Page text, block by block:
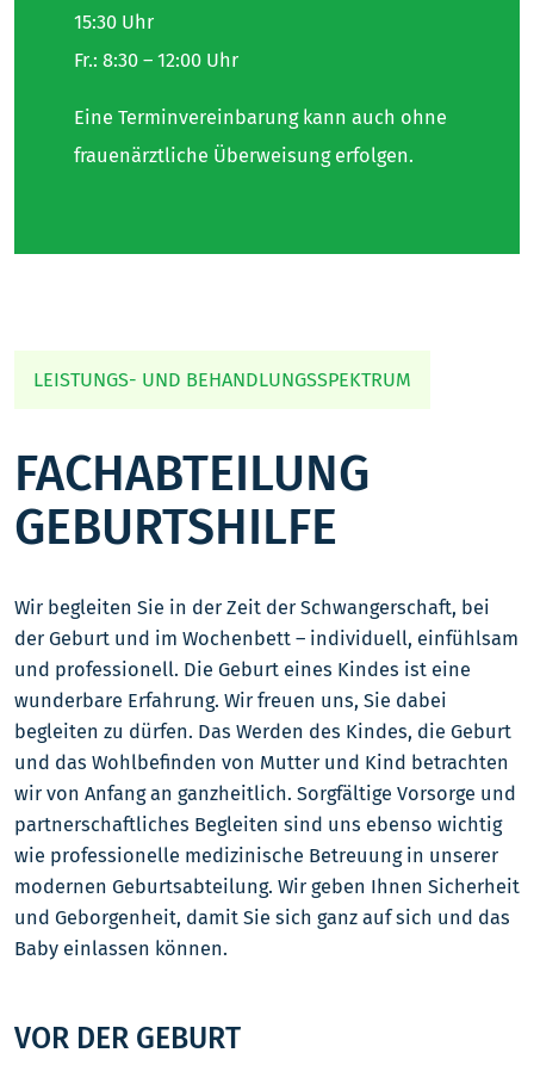
15:30 Uhr
Fr.: 8:30 – 12:00 Uhr
Eine Terminvereinbarung kann auch ohne
frauenärztliche Überweisung erfolgen.
LEISTUNGS- UND BEHANDLUNGSSPEKTRUM
FACHABTEILUNG
GEBURTSHILFE
Wir begleiten Sie in der Zeit der Schwangerschaft, bei
der Geburt und im Wochenbett – individuell, einfühlsam
und professionell. Die Geburt eines Kindes ist eine
wunderbare Erfahrung. Wir freuen uns, Sie dabei
begleiten zu dürfen. Das Werden des Kindes, die Geburt
und das Wohlbefinden von Mutter und Kind betrachten
wir von Anfang an ganzheitlich. Sorgfältige Vorsorge und
partnerschaftliches Begleiten sind uns ebenso wichtig
wie professionelle medizinische Betreuung in unserer
modernen Geburtsabteilung. Wir geben Ihnen Sicherheit
und Geborgenheit, damit Sie sich ganz auf sich und das
Baby einlassen können.
VOR DER GEBURT